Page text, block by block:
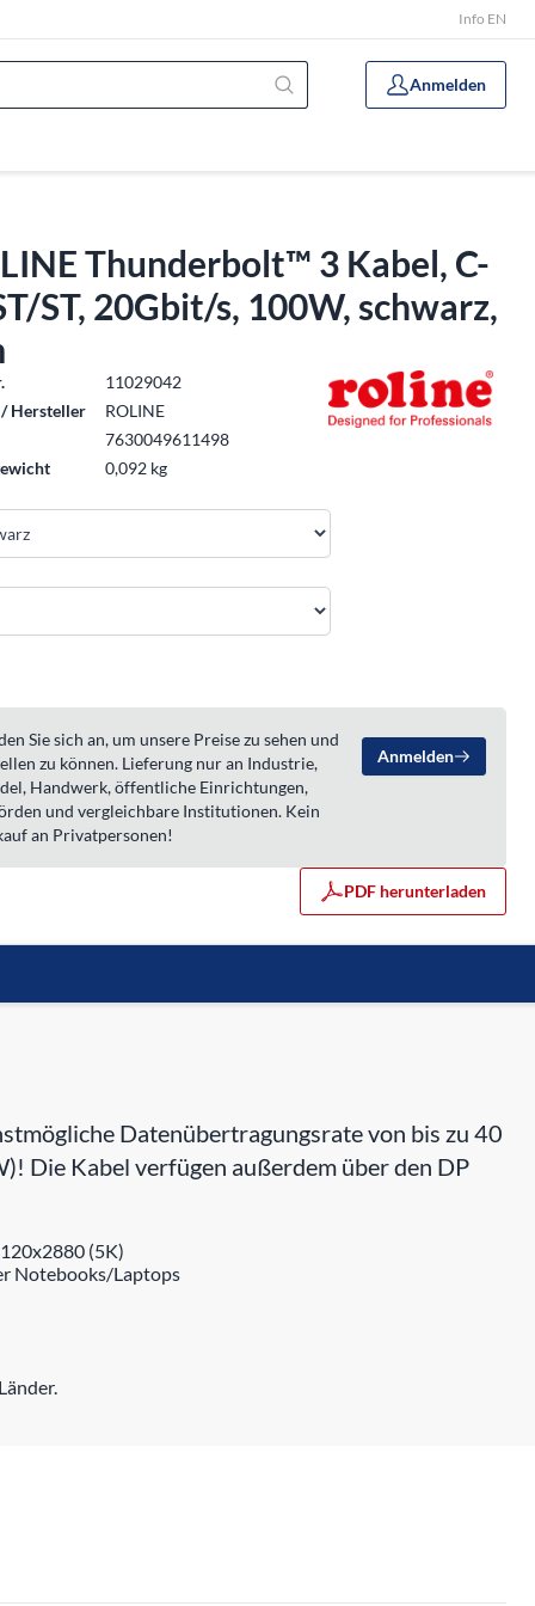
Info EN
Anmelden
Thunderbolt™ 3 Kabel, C-
ST, 20Gbit/s, 100W, schwarz,
11029042
Hersteller
ROLINE
7630049611498
0,092 kg
Sie sich an, um unsere Preise zu sehen und
zu können. Lieferung nur an Industrie,
Handwerk, öffentliche Einrichtungen,
und vergleichbare Institutionen. Kein
an Privatpersonen!
Anmelden
PDF herunterladen
Datenübertragungsrate von bis zu 40
Die Kabel verfügen außerdem über den DP
(5K)
Notebooks/Laptops